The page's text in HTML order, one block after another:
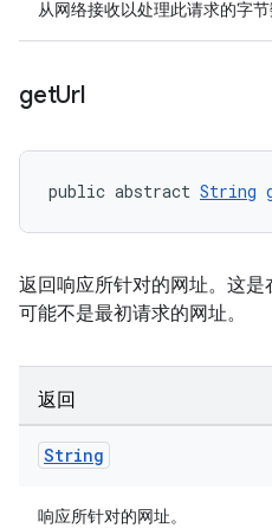
从网络接收以处理此请求的字节
getUrl
public abstract String
返回响应所针对的网址。这
可能不是最初请求的网址。
返回
String
响应所针对的网址。